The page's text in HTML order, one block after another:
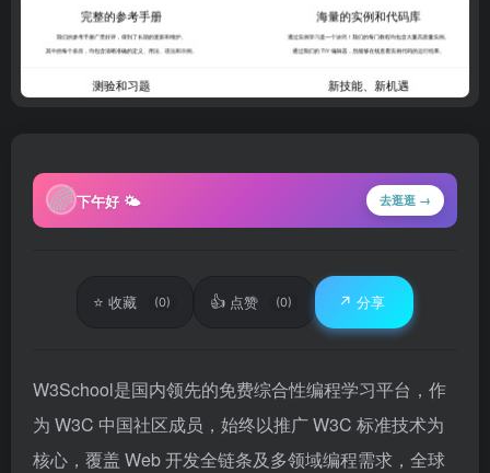
🌈下午好 🌤 去逛逛 →
⭐ 收藏 (0) 👍 点赞 (0) ↗️ 分享
W3School是国内领先的免费综合性编程学习平台，作
为 W3C 中国社区成员，始终以推广 W3C 标准技术为
核心，覆盖 Web 开发全链条及多领域编程需求，全球